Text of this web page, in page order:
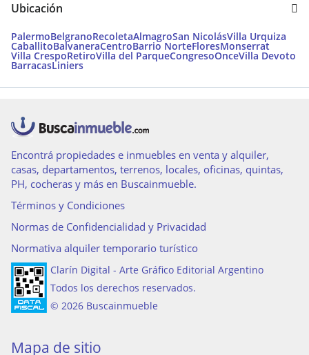
Ubicación
PalermoBelgranoRecoletaAlmagroSan NicolásVilla Urquiza
CaballitoBalvaneraCentroBarrio NorteFloresMonserrat
Villa CrespoRetiroVilla del ParqueCongresoOnceVilla Devoto
BarracasLiniers
Encontrá propiedades e inmuebles en venta y alquiler,
casas, departamentos, terrenos, locales, oficinas, quintas,
PH, cocheras y más en Buscainmueble.
Términos y Condiciones
Normas de Confidencialidad y Privacidad
Normativa alquiler temporario turístico
Clarín Digital - Arte Gráfico Editorial Argentino
Todos los derechos reservados.
© 2026 Buscainmueble
Mapa de sitio